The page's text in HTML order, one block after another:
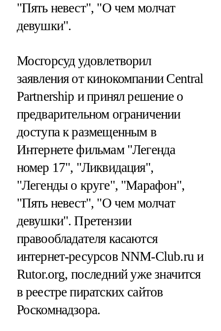
"Пять невест", "О чем молчат
девушки".
Мосгорсуд удовлетворил
заявления от кинокомпании Central
Partnership и принял решение о
предварительном ограничении
доступа к размещенным в
Интернете фильмам "Легенда
номер 17", "Ликвидация",
"Легенды о круге", "Марафон",
"Пять невест", "О чем молчат
девушки". Претензии
правообладателя касаются
интернет-ресурсов NNM-Club.ru и
Rutor.org, последний уже значится
в реестре пиратских сайтов
Роскомнадзора.